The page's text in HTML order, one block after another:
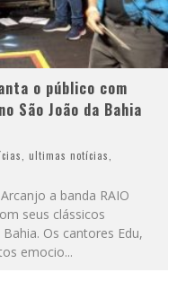
o público com
São João da Bahia
ultimas notícias
a banda RAIO
seus clássicos
Os cantores Edu,
emocio...